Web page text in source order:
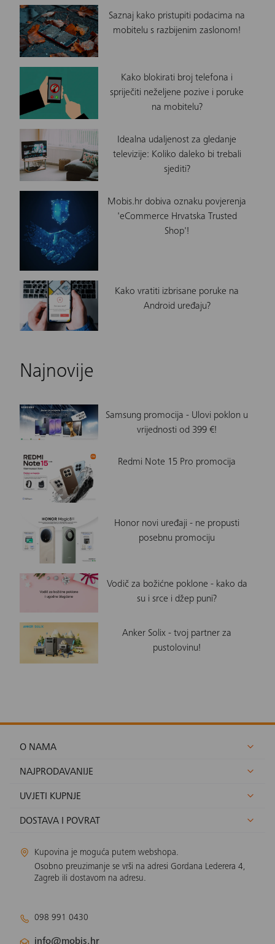
Saznaj kako pristupiti podacima na
mobitelu s razbijenim zaslonom!
Kako blokirati broj telefona i
spriječiti neželjene pozive i poruke
na mobitelu?
Idealna udaljenost za gledanje
televizije: Koliko daleko bi trebali
sjediti?
Mobis.hr dobiva oznaku povjerenja
'eCommerce Hrvatska Trusted
Shop'!
Kako vratiti izbrisane poruke na
Android uređaju?
Najnovije
Samsung promocija - Ulovi poklon u
vrijednosti od 399 €!
Redmi Note 15 Pro promocija
Honor novi uređaji - ne propusti
posebnu promociju
Vodič za božićne poklone - kako da
su i srce i džep puni?
Anker Solix - tvoj partner za
pustolovinu!
O NAMA
NAJPRODAVANIJE
UVJETI KUPNJE
DOSTAVA I POVRAT
Kupovina je moguća putem webshopa.
Osobno preuzimanje se vrši na adresi Gordana Lederera 4,
Zagreb ili dostavom na adresu.
098 991 0430
info@mobis.hr